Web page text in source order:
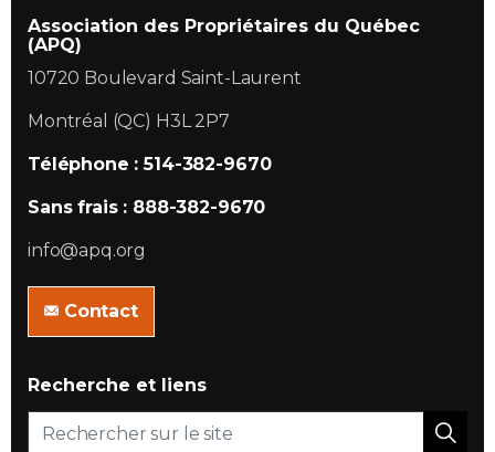
Association des Propriétaires du Québec
(APQ)
10720 Boulevard Saint-Laurent
Montréal (QC) H3L 2P7
Téléphone : 514-382-9670
Sans frais : 888-382-9670
info@apq.org
Contact
Recherche et liens